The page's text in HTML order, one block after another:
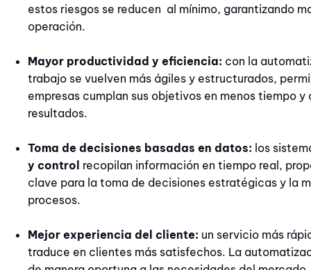
estos riesgos se reducen al mínimo, garantizando
operación.
Mayor productividad y eficiencia: con la
trabajo se vuelven más ágiles y estructurados,
empresas cumplan sus objetivos en menos tiempo y
resultados.
Toma de decisiones basadas en datos: los
y control recopilan información en tiempo real,
clave para la toma de decisiones estratégicas y la
procesos.
Mejor experiencia del cliente: un servicio más
traduce en clientes más satisfechos. La